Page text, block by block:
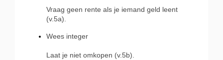
Vraag geen rente als je iemand geld leent
(v.5a).
Wees integer
Laat je niet omkopen (v.5b).